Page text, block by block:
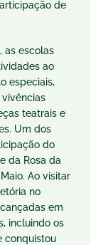
de
as escolas
ao
especiais,
teatrais e
Um dos
do
da Rosa da
Ao visitar
no
em
incluindo os
conquistou